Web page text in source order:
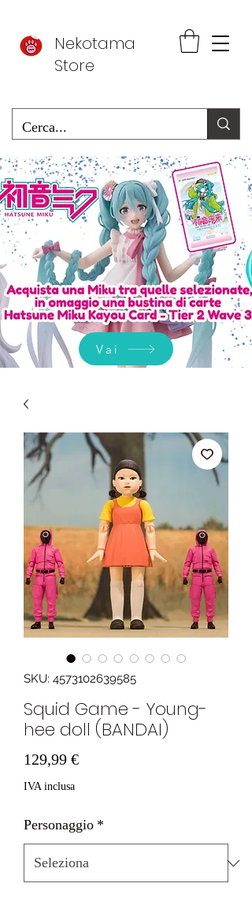
Nekotama
Store
Vai
SKU: 4573102639585
Squid Game - Young-
hee doll (BANDAI)
129,99 €Prezzo
IVA inclusa
Personaggio *